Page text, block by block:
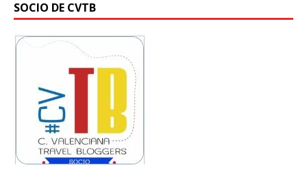
SOCIO DE CVTB